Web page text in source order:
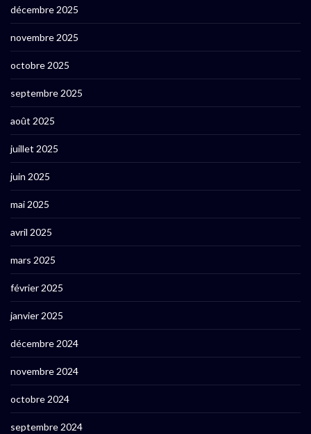
décembre 2025
novembre 2025
octobre 2025
septembre 2025
août 2025
juillet 2025
juin 2025
mai 2025
avril 2025
mars 2025
février 2025
janvier 2025
décembre 2024
novembre 2024
octobre 2024
septembre 2024